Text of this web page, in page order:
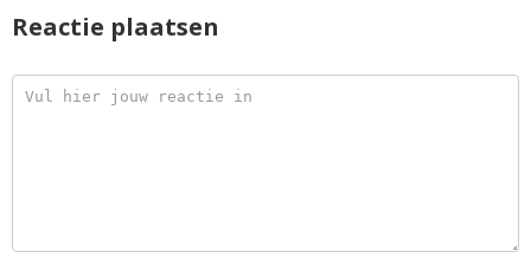
Reactie plaatsen